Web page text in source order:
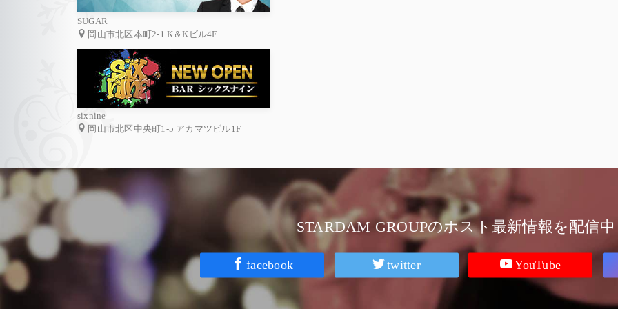
SUGAR
岡山市北区本町2-1 K＆Kビル4F
sixnine
岡山市北区中央町1-5 アカマツビル1F
STARDAM GROUPのホスト最新情報を配信
facebook twitter YouTube